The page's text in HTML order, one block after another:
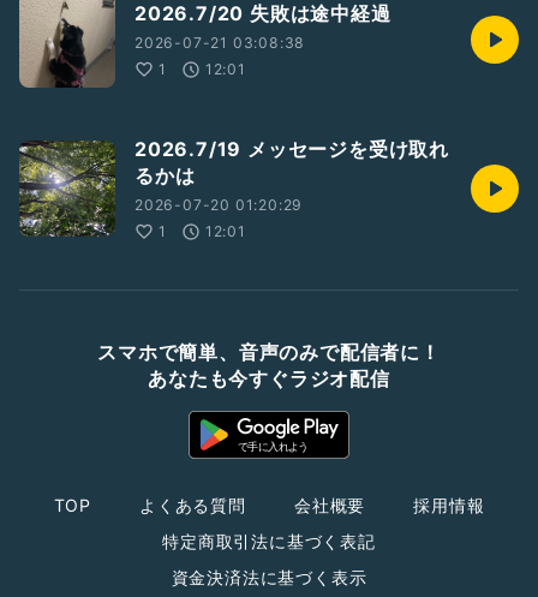
2026.7/20 失敗は途中経過
2026-07-21 03:08:38
1
12:01
2026.7/19 メッセージを受け取れ
るかは
2026-07-20 01:20:29
1
12:01
スマホで簡単、音声のみで配信者に！
あなたも今すぐラジオ配信
TOP よくある質問 会社概要
採用情報
特定商取引法に基づく表記
資金決済法に基づく表示